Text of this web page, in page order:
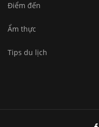
Điểm đến
Ẩm thực
Tips du lịch